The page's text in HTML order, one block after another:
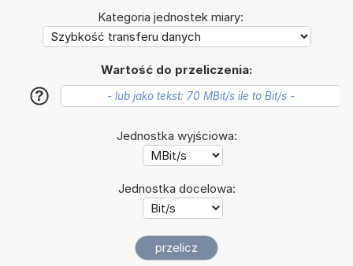
Kategoria jednostek miary:
Wartość do przeliczenia:
?
Jednostka wyjściowa:
Jednostka docelowa: